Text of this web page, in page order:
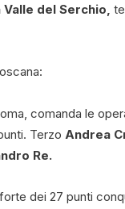
del Serchio,
comanda le
Terzo Andrea
Re.
forte dei 27 punti